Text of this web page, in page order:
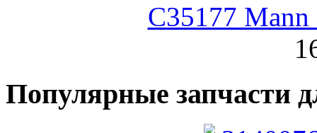
C35177
Популярные запчасти